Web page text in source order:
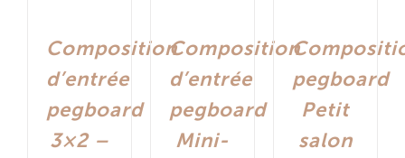
Composition
d’entrée
pegboard
3×2 –
Composition
d’entrée
pegboard
Mini-
pegboard
Petit
salon